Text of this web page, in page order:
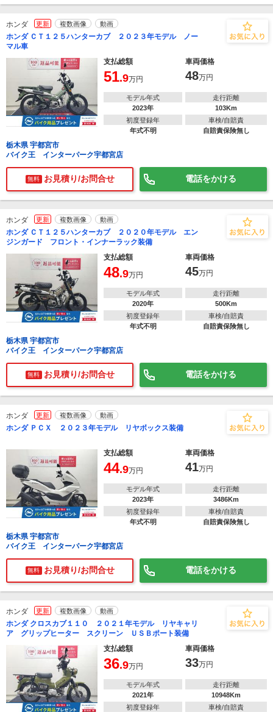
ホンダ 更新 複数画像 動画
ホンダ ＣＴ１２５ハンターカブ ２０２３年モデル ノー
マル車
支払総額
車両価格
51.9万円 48万円
モデル年式
2023年
走行距離
103Km
初度登録年
年式不明
車検/自賠責
自賠責保険無し
栃木県 宇都宮市
バイク王 インターパーク宇都宮店
無料 お見積り/お問合せ 電話をかける
ホンダ 更新 複数画像 動画
ホンダ ＣＴ１２５ハンターカブ ２０２０年モデル エン
ジンガード フロント・インナーラック装備
支払総額
車両価格
48.9万円 45万円
モデル年式
2020年
走行距離
500Km
初度登録年
年式不明
車検/自賠責
自賠責保険無し
栃木県 宇都宮市
バイク王 インターパーク宇都宮店
無料 お見積り/お問合せ 電話をかける
ホンダ 更新 複数画像 動画
ホンダ ＰＣＸ ２０２３年モデル リヤボックス装備
支払総額 車両価格
44.9万円 41万円
モデル年式
2023年
走行距離
3486Km
初度登録年
年式不明
車検/自賠責
自賠責保険無し
栃木県 宇都宮市
バイク王 インターパーク宇都宮店
無料 お見積り/お問合せ 電話をかける
ホンダ 更新 複数画像 動画
ホンダ クロスカブ１１０ ２０２１年モデル リヤキャリ
ア グリップヒーター スクリーン ＵＳＢポート装備
支払総額
車両価格
36.9万円 33万円
モデル年式
2021年
走行距離
10948Km
初度登録年
車検/自賠責